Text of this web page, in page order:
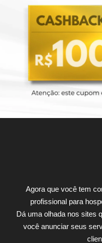
Agora que você tem
profissional para
Dá uma olhada nos sites
você anunciar seus